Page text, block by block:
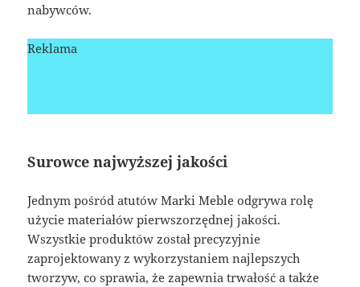
nabywców.
Reklama
Surowce najwyższej jakości
Jednym pośród atutów Marki Meble odgrywa rolę
użycie materiałów pierwszorzędnej jakości.
Wszystkie produktów został precyzyjnie
zaprojektowany z wykorzystaniem najlepszych
tworzyw, co sprawia, że zapewnia trwałość a także